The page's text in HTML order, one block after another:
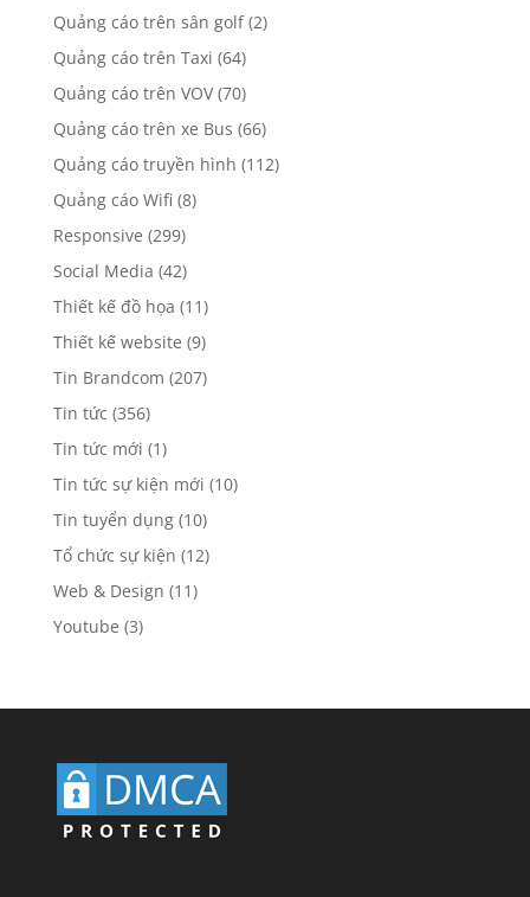
Quảng cáo trên sân golf(2)
Quảng cáo trên Taxi (64)
Quảng cáo trên VOV(70)
Quảng cáo trên xe Bus (66)
Quảng cáo truyền hình (112)
Quảng cáo Wifi (8)
Responsive (299)
Social Media (42)
Thiết kế đồ họa (11)
Thiết kế website (9)
Tin Brandcom (207)
Tin tức (356)
Tin tức mới (1)
Tin tức sự kiện mới (10)
Tin tuyển dụng(10)
Tổ chức sự kiện (12)
Web & Design (11)
Youtube (3)